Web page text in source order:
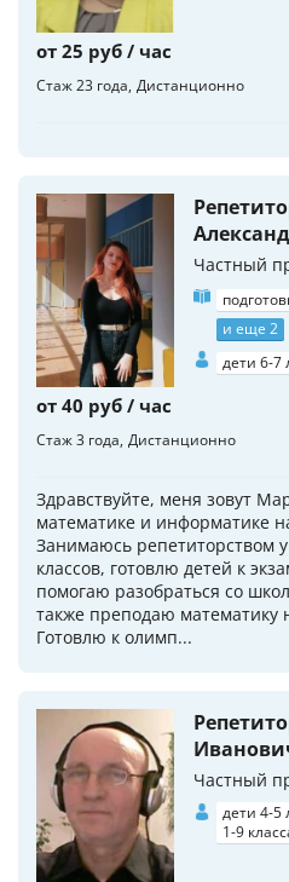
от 25 руб / час
Стаж 23 года Дистанционно
Частный
и еще 2
дети 6-7
от 40 руб / час
Стаж 3 года Дистанционно
Здравствуйте, меня зовут
математике и информатике
Занимаюсь репетиторством
классов, готовлю детей к
помогаю разобраться со
также преподаю математику
Готовлю к олимп...
Частный
дети 4-5
1-9